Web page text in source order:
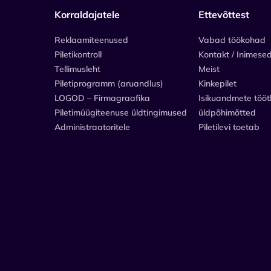
Korraldajatele
Reklaamiteenused
Piletikontroll
Tellimusleht
Piletiprogramm (aruandlus)
LOGOD – Firmagraafika
Piletimüügiteenuse üldtingimused
Administraatoritele
Ettevõttest
Vabad töökohad
Kontakt /
Meist
Kinkepilet
Isikuandmete
üldpõhimõtted
Piletilevi toetab